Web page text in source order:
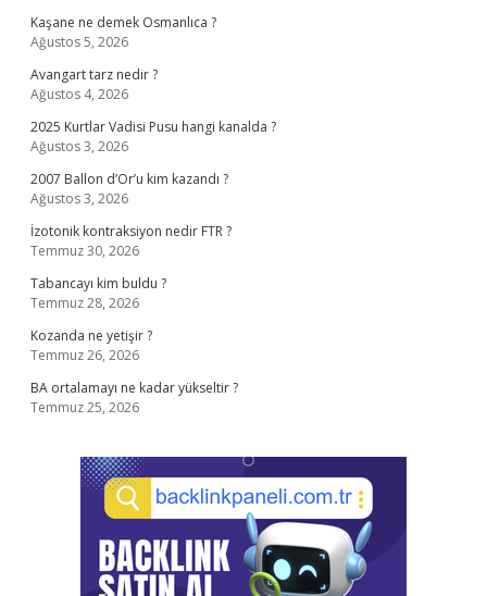
Kaşane ne demek Osmanlıca ?
Ağustos 5, 2026
Avangart tarz nedir ?
Ağustos 4, 2026
2025 Kurtlar Vadisi Pusu hangi kanalda ?
Ağustos 3, 2026
2007 Ballon d’Or’u kim kazandı ?
Ağustos 3, 2026
İzotonik kontraksiyon nedir FTR ?
Temmuz 30, 2026
Tabancayı kim buldu ?
Temmuz 28, 2026
Kozanda ne yetişir ?
Temmuz 26, 2026
BA ortalamayı ne kadar yükseltir ?
Temmuz 25, 2026